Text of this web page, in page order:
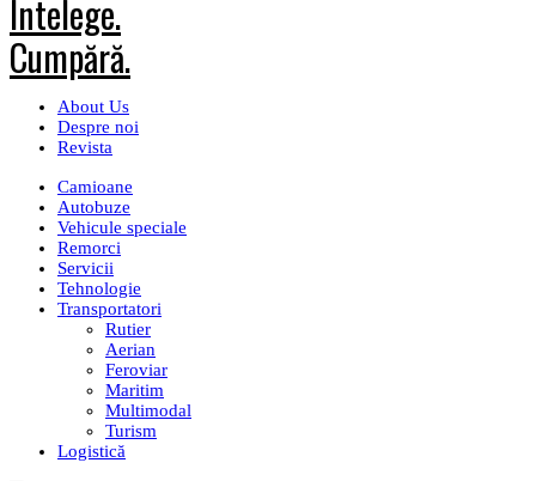
About Us
Despre noi
Revista
Camioane
Autobuze
Vehicule speciale
Remorci
Servicii
Tehnologie
Transportatori
Rutier
Aerian
Feroviar
Maritim
Multimodal
Turism
Logistică